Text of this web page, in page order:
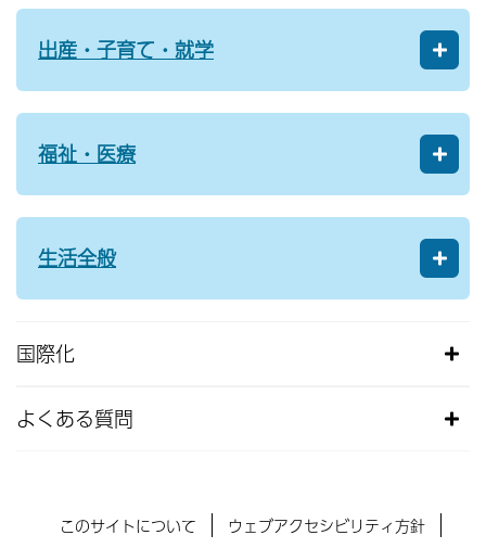
出産・子育て・就学
福祉・医療
生活全般
国際化
よくある質問
このサイトについて
ウェブアクセシビリティ方針